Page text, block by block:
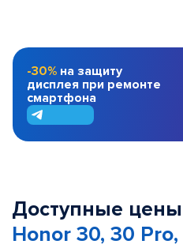
-30% на защиту
дисплея при ремонте
смартфона
Доступные
Honor 30, 30